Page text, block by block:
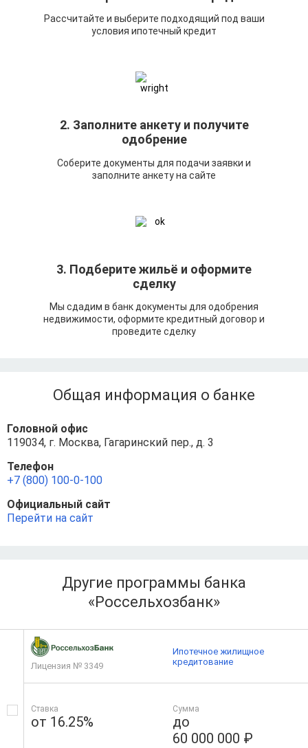
Рассчитайте и выберите подходящий под ваши
условия ипотечный кредит
2. Заполните анкету и получите
одобрение
Соберите документы для подачи заявки и
заполните анкету на сайте
3. Подберите жильё и оформите
сделку
Мы сдадим в банк документы для одобрения
недвижимости, оформите кредитный договор и
проведите сделку
Общая информация о банке
Головной офис
119034, г. Москва, Гагаринский пер., д. 3
Телефон
+7 (800) 100-0-100
Официальный сайт
Перейти на сайт
Другие программы банка
«Россельхозбанк»
Лицензия № 3349
Ставка
от 16.25%
Сумма
до
60 000 000 ₽
Ипотечное жилищное
кредитование